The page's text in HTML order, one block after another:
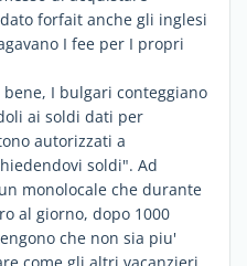
forfait anche gli inglesi
I fee per I propri
I bulgari conteggiano
ai soldi dati per
autorizzati a
soldi". Ad
monolocale che durante
al giorno, dopo 1000
che non sia piu'